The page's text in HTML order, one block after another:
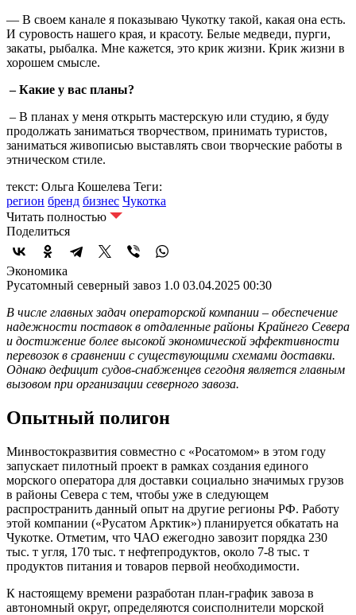
— В своем канале я показываю Чукотку такой, какая она есть.
И суровость нашего края, и красоту. Белые медведи, пурги,
закаты, рыбалка. Мне кажется, это крик жизни. Крик жизни в
хорошем смысле.
– Какие у вас планы?
– В планах у меня открыть мастерскую или студию, я буду
продолжать заниматься творчеством, принимать туристов,
заниматься живописью выставлять свои творческие работы в
этническом стиле.
текст: Ольга Кошелева Теги:
регион бренд бизнес Чукотка
Читать полностью
Поделиться
Экономика
Русатомный северный завоз 1.0 03.04.2025 00:30
В числе главных задач операторской компании – обеспечение
надежности поставок в отдаленные районы Крайнего Севера
и достижение более высокой экономической эффективности
перевозок в сравнении с существующими схемами доставки.
Однако дефицит судов-снабженцев сегодня является главным
вызовом при организации северного завоза.
Опытный полигон
Минвостокразвития совместно с «Росатомом» в этом году
запускает пилотный проект в рамках создания единого
морского оператора для доставки социально значимых грузов
в районы Севера с тем, чтобы уже в следующем
распространить данный опыт на другие регионы РФ. Работу
этой компании («Русатом Арктик») планируется обкатать на
Чукотке. Отметим, что ЧАО ежегодно завозит порядка 230
тыс. т угля, 170 тыс. т нефтепродуктов, около 7-8 тыс. т
продуктов питания и товаров первой необходимости.
К настоящему времени разработан план-график завоза в
автономный округ, определяются соисполнители морской